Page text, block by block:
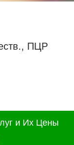
ПЦР
и Их Цены